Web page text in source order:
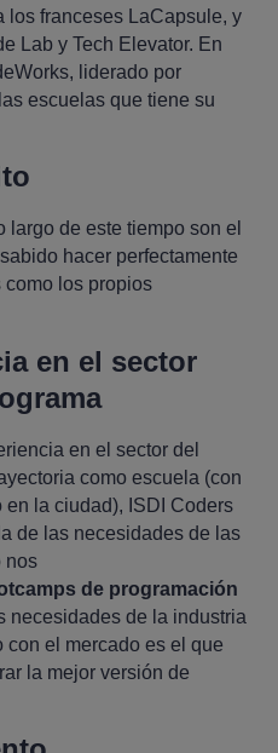
los franceses LaCapsule, y
Lab y Tech Elevator. En
liderado por
escuelas que tiene su
largo de este tiempo son el
hacer perfectamente
como los propios
en el sector
en el sector del
como escuela (con
la ciudad), ISDI Coders
de las necesidades de las
nos
de programación
necesidades de la industria
con el mercado es el que
la mejor versión de